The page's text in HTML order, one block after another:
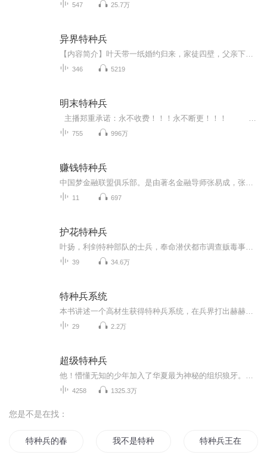
547 25.7万
异界特种兵
346 5219
明末特种兵
755 996万
赚钱特种兵
11 697
护花特种兵
39 34.6万
特种兵系统
29 2.2万
超级特种兵
4258 1325.3万
您是不是在找：
特种兵的春天 我不是特种兵 特种兵王在花都